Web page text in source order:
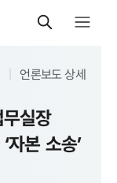
언론보도 상세
실장
본 소송’